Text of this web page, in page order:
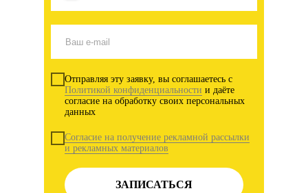
Отправляя эту заявку, вы соглашаетесь с
Политикой конфиденциальности и даёте
согласие на обработку своих персональных
данных
Согласие на получение рекламной рассылки
и рекламных материалов
ЗАПИСАТЬСЯ